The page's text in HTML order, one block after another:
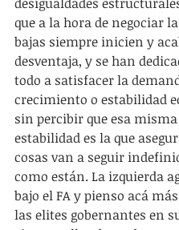
que a la hora de negociar
bajas siempre inicien y
desventaja, y se han
todo a satisfacer la
crecimiento o estabilidad
sin percibir que esa misma
estabilidad es la que
cosas van a seguir
como están. La izquierda
bajo el FA y pienso acá
las elites gobernantes en